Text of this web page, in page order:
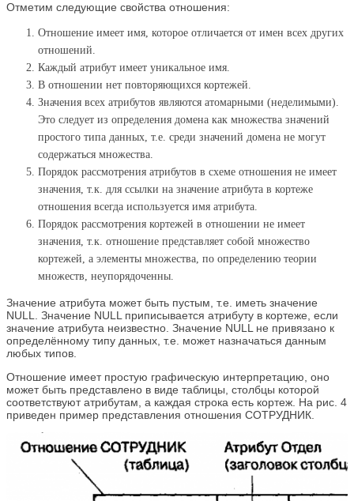
Отметим следующие свойства отношения:
Отношение имеет имя, которое отличается от имен всех других
отношений.
Каждый атрибут имеет уникальное имя.
В отношении нет повторяющихся кортежей.
Значения всех атрибутов являются атомарными (неделимыми).
Это следует из определения домена как множества значений
простого типа данных, т.е. среди значений домена не могут
содержаться множества.
Порядок рассмотрения атрибутов в схеме отношения не имеет
значения, т.к. для ссылки на значение атрибута в кортеже
отношения всегда используется имя атрибута.
Порядок рассмотрения кортежей в отношении не имеет
значения, т.к. отношение представляет собой множество
кортежей, а элементы множества, по определению теории
множеств, неупорядоченны.
Значение атрибута может быть пустым, т.е. иметь значение
NULL. Значение NULL приписывается атрибуту в кортеже, если
значение атрибута неизвестно. Значение NULL не привязано к
определённому типу данных, т.е. может назначаться данным
любых типов.
Отношение имеет простую графическую интерпретацию, оно
может быть представлено в виде таблицы, столбцы которой
соответствуют атрибутам, а каждая строка есть кортеж. На рис. 4
приведен пример представления отношения СОТРУДНИК.